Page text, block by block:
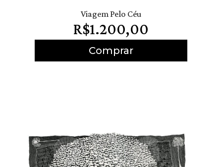
Viagem Pelo Céu
R$1.200,00
Comprar